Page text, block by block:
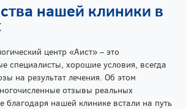
нашей клиники в
центр «Аист» – это
специалисты, хорошие условия, всегда
на результат лечения. Об этом
отзывы реальных
благодаря нашей клинике встали на путь